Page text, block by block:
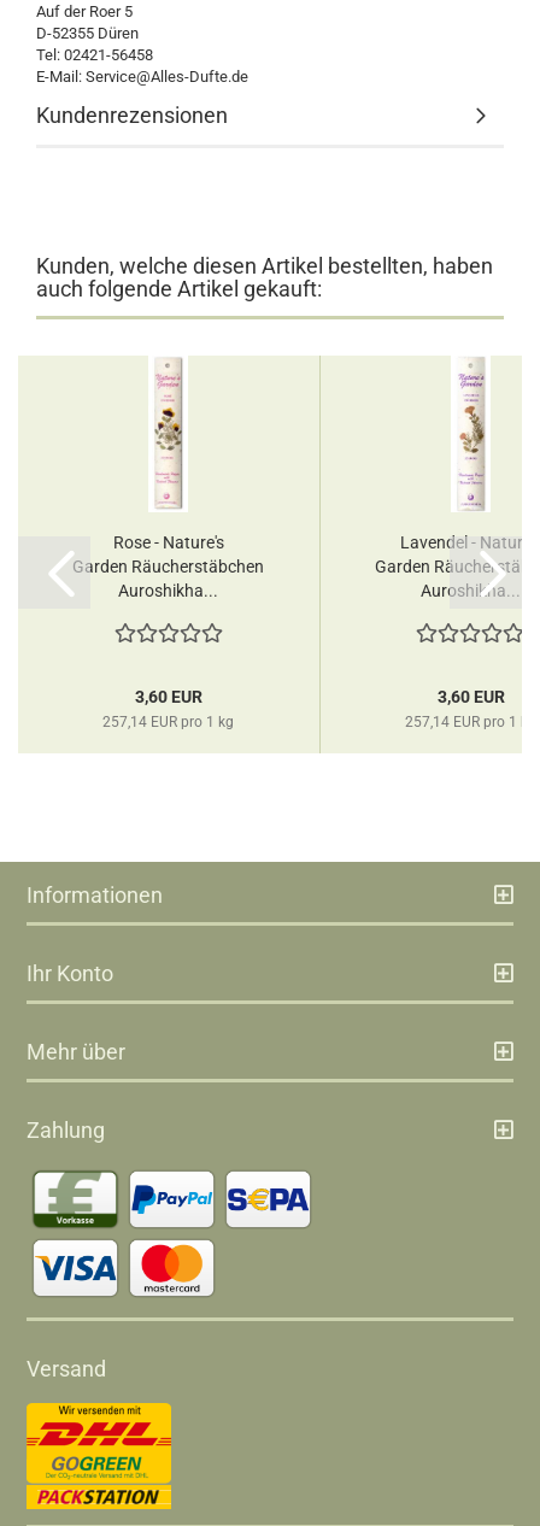
Auf der Roer 5
D-52355 Düren
Tel: 02421-56458
E-Mail: Service@Alles-Dufte.de
Kundenrezensionen
Kunden, welche diesen Artikel bestellten, haben
auch folgende Artikel gekauft:
Rose - Nature's
Garden Räucherstäbchen
Auroshikha...
3,60 EUR
257,14 EUR pro 1 kg
Lavendel - Nature's
Garden
Auroshikha...
3,60 EUR
257,14 EUR pro 1 kg
Informationen
Ihr Konto
Mehr über
Zahlung
Versand